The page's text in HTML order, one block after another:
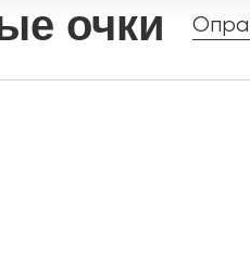
очки